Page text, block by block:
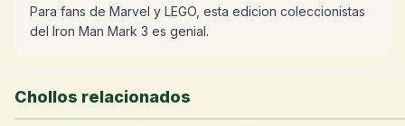
Para fans de Marvel y LEGO, esta edicion coleccionistas
del Iron Man Mark 3 es genial.
Chollos relacionados